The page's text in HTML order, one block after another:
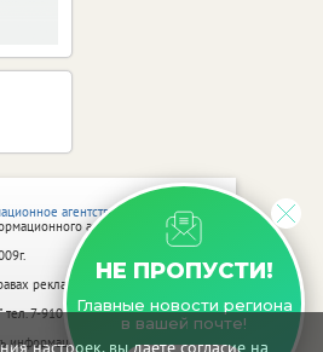
настроек, вы даете согласие на
НЕ ПРОПУСТИ!
Главные новости региона
в вашей почте!
агентство vRossii.ru
агентства vRossii.ru
рекламы.
тел. 7-910-267-70-40,
информацию, не предназначенную